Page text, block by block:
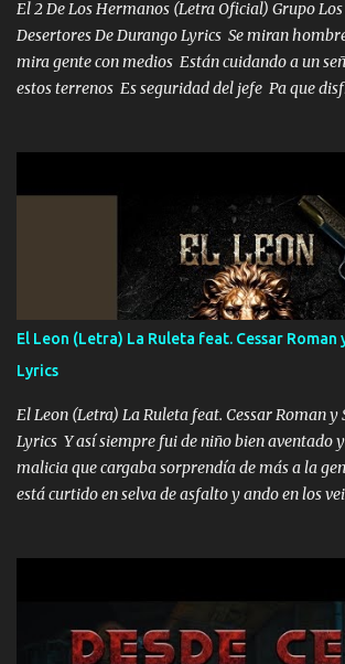
El 2 De Los Hermanos (Letra Oficial) Grupo Los
Desertores De Durango Lyrics Se miran
mira gente con medios Están cuidando a un
estos terrenos Es seguridad del jefe Pa que
ni tampoco las mujeres porque es platica de
que estar alegres doy las instrucciones para
Música Si es que salta algún problema de
ahí está el Hombre Cuarenta y también
cualquier problema no más es cuestión que
FALTA UN HERMANO DE CLAVE ERA EL 24
HOMBRE VALIENTE POR ALGO M'URIÓ
VIO POR LA FAMILIA PARA QUE SIGA EL
los HERMANOS un cerebro inteligente y com...
El Leon (Letra) La Ruleta feat. Cessar Roman
Lyrics
El Leon (Letra) La Ruleta feat. Cessar Roman y
Lyrics Y así siempre fui de niño bien aventado
malicia que cargaba sorprendía de más a la
está curtido en selva de asfalto y ando en los
pa más pues hay charola les voy a dar hasta
otra Música Surcando bien mi camino voy por
los lados aquel que no corre vuela no se me